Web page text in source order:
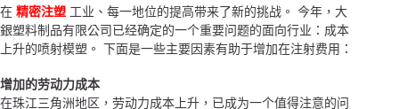
在 精密注塑 工业、每一地位的提高带来了新的挑战。 今年，大
銀塑料制品有限公司已经确定的一个重要问题的面向行业：成本
上升的喷射模塑。 下面是一些主要因素有助于增加在注射费用：
增加的劳动力成本
在珠江三角洲地区，劳动力成本上升，已成为一个值得注意的问